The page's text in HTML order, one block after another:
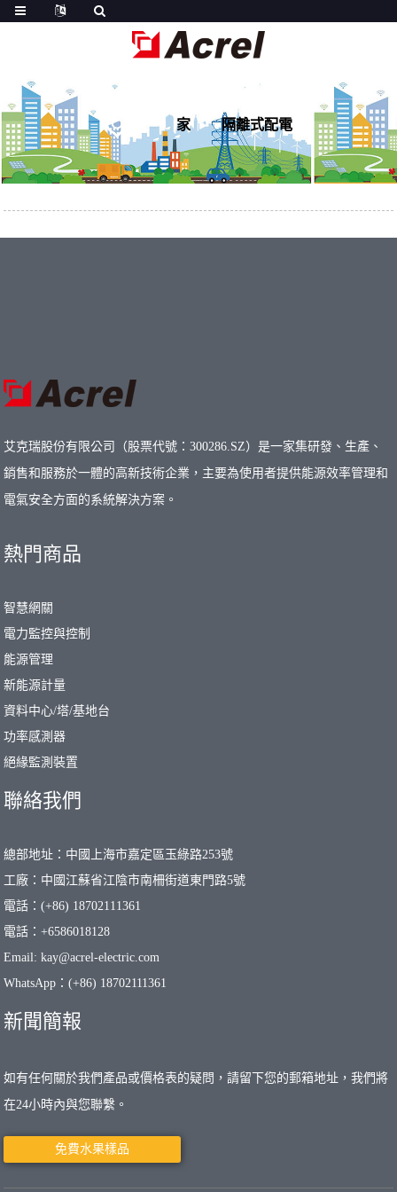
家 隔離式配電
艾克瑞股份有限公司（股票代號：300286.SZ）是一家集研發、生產、
銷售和服務於一體的高新技術企業，主要為使用者提供能源效率管理和
電氣安全方面的系統解決方案。
熱門商品
智慧網關
電力監控與控制
能源管理
新能源計量
資料中心/塔/基地台
功率感測器
絕緣監測裝置
聯絡我們
總部地址：中國上海市嘉定區玉綠路253號
工廠：中國江蘇省江陰市南柵街道東門路5號
電話：(+86) 18702111361
電話：+6586018128
Email: kay@acrel-electric.com
WhatsApp：(+86) 18702111361
新聞簡報
如有任何關於我們產品或價格表的疑問，請留下您的郵箱地址，我們將
在24小時內與您聯繫。
免費水果樣品